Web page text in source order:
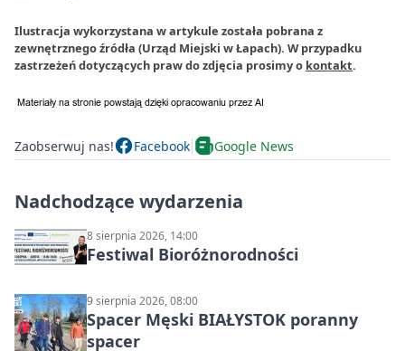
Ilustracja wykorzystana w artykule została pobrana z
zewnętrznego źródła (Urząd Miejski w Łapach). W przypadku
zastrzeżeń dotyczących praw do zdjęcia prosimy o kontakt.
Zaobserwuj nas! Facebook Google News
Nadchodzące wydarzenia
8 sierpnia 2026, 14:00
Festiwal Bioróżnorodności
9 sierpnia 2026, 08:00
Spacer Męski BIAŁYSTOK poranny
spacer